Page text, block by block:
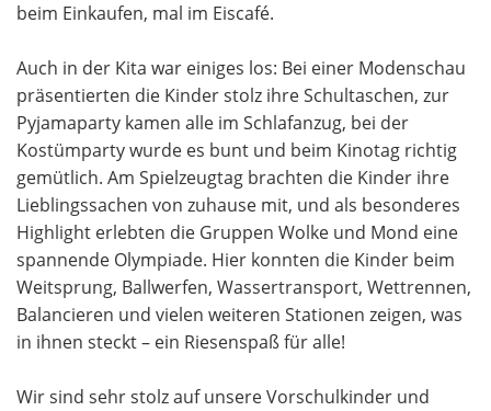
beim Einkaufen, mal im Eiscafé.
Auch in der Kita war einiges los: Bei einer Modenschau
präsentierten die Kinder stolz ihre Schultaschen, zur
Pyjamaparty kamen alle im Schlafanzug, bei der
Kostümparty wurde es bunt und beim Kinotag richtig
gemütlich. Am Spielzeugtag brachten die Kinder ihre
Lieblingssachen von zuhause mit, und als besonderes
Highlight erlebten die Gruppen Wolke und Mond eine
spannende Olympiade. Hier konnten die Kinder beim
Weitsprung, Ballwerfen, Wassertransport, Wettrennen,
Balancieren und vielen weiteren Stationen zeigen, was
in ihnen steckt – ein Riesenspaß für alle!
Wir sind sehr stolz auf unsere Vorschulkinder und